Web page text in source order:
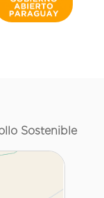
Sostenible